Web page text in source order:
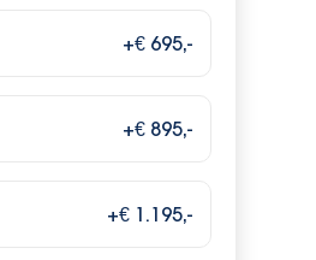
+€ 695,-
+€ 895,-
+€ 1.195,-